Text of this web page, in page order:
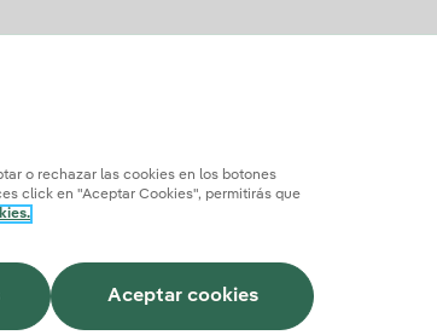
Este sitio está protegido por reCAPTCHA.
o rechazar las cookies en los botones
click en "Aceptar Cookies", permitirás que
Aceptar cookies